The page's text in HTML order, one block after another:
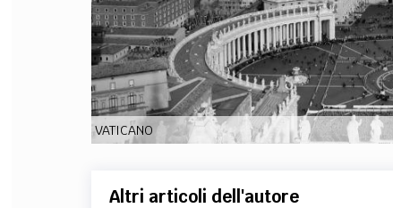
VATICANO
Altri articoli dell'autore